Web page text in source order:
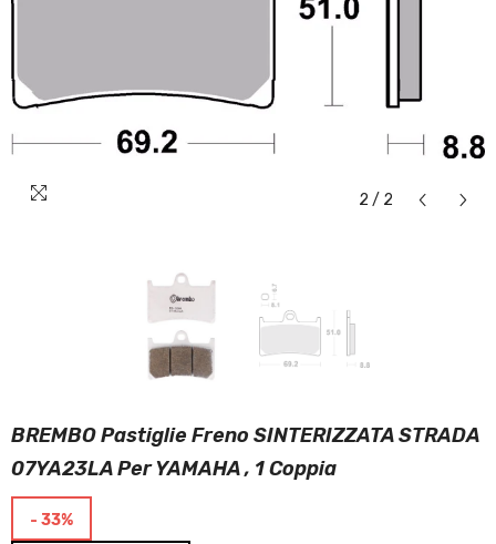
2 / 2
BREMBO Pastiglie Freno SINTERIZZATA STRADA
07YA23LA Per YAMAHA , 1 Coppia
- 33%